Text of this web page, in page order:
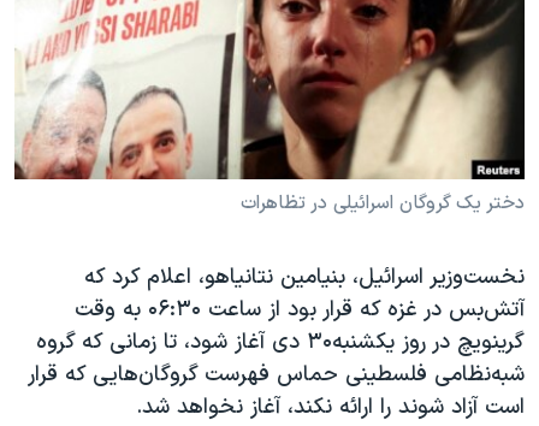
فرهنگ و زندگی
حقوق شهروندی
علم و فناوری
اسرائیل در جنگ
آرشیو پخش زنده
مستندها
انتخابات ریاست جمهوری آمریکا ۲۰۲۴
حمله جمهوری اسلامی به اسرائیل
ورزش زنان در ایران
مجموعه مستندهای دادخواهی
تریبونال مردمی آبان ۹۸
دادگاه حمید نوری
چهل سال گروگان‌گیری
دنبال کنید
زبانهای مختلف
دختر یک گروگان اسرائیلی در تظاهرات
نخست‌وزیر اسرائیل، بنیامین نتانیاهو، اعلام کرد که
آتش‌بس در غزه که قرار بود از ساعت ۰۶:۳۰ به وقت
گرینویچ در روز یکشنبه۳۰ دی آغاز شود، تا زمانی که گروه
شبه‌نظامی فلسطینی حماس فهرست گروگان‌هایی که قرار
است آزاد شوند را ارائه نکند، آغاز نخواهد شد.